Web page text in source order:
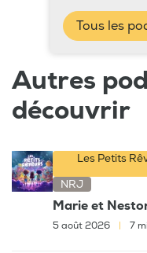
Tous les
Autres
découvrir
Les Petits
NRJ
Marie et
5 août 2026 7